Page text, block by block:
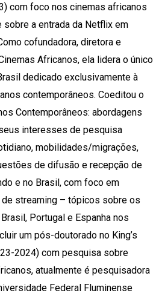
com foco nos cinemas africanos
a entrada da Netflix em
cofundadora, diretora e
Africanos, ela lidera o único
dedicado exclusivamente à
contemporâneos. Coeditou o
Contemporâneos: abordagens
interesses de pesquisa
mobilidades/migrações,
de difusão e recepção de
e no Brasil, com foco em
streaming – tópicos sobre os
Portugal e Espanha nos
um pós-doutorado no King’s
2024) com pesquisa sobre
atualmente é pesquisadora
Federal Fluminense